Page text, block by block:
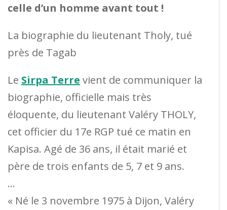
celle d’un homme avant tout !
La biographie du lieutenant Tholy, tué
près de Tagab
Le Sirpa Terre vient de communiquer la
biographie, officielle mais très
éloquente, du lieutenant Valéry THOLY,
cet officier du 17e RGP tué ce matin en
Kapisa. Agé de 36 ans, il était marié et
père de trois enfants de 5, 7 et 9 ans.
…
« Né le 3 novembre 1975 à Dijon, Valéry